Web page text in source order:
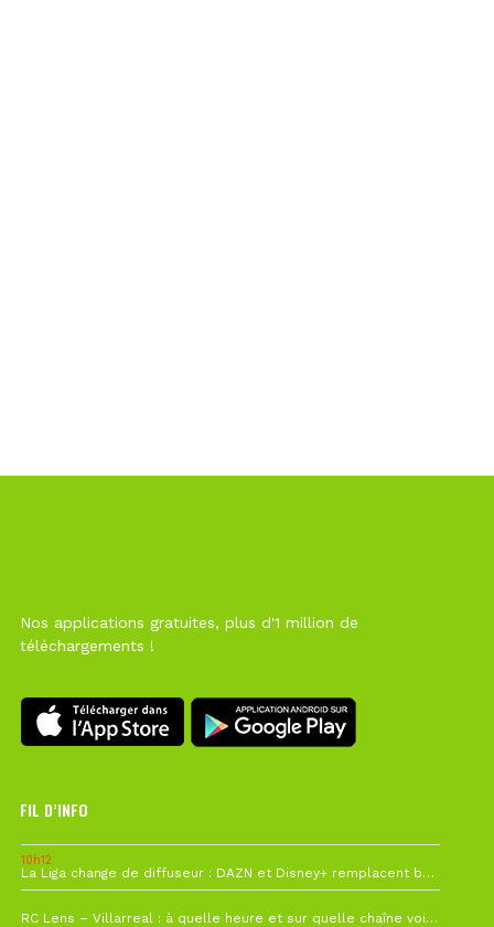
Nos applications gratuites, plus d'1 million de
téléchargements !
FIL D’INFO
10h12
La Liga change de diffuseur : DAZN et Disney+ remplacent beIN Sports !
RC Lens – Villarreal : à quelle heure et sur quelle chaîne voir la finale de la Como Cup ?